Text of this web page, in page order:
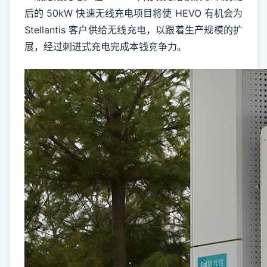
后的 50kW 快速无线充电项目将使 HEVO 有机会为
Stellantis 客户供给无线充电，以跟着生产规模的扩
展，经过刺进式充电完成本钱竞争力。